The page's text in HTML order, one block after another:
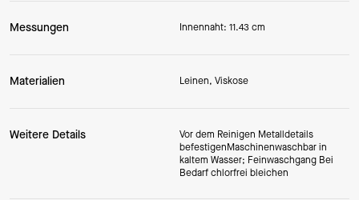
Messungen Innennaht: 11.43 cm
Materialien Leinen, Viskose
Weitere Details
Vor dem Reinigen Metalldetails
befestigenMaschinenwaschbar in
kaltem Wasser; Feinwaschgang Bei
Bedarf chlorfrei bleichen